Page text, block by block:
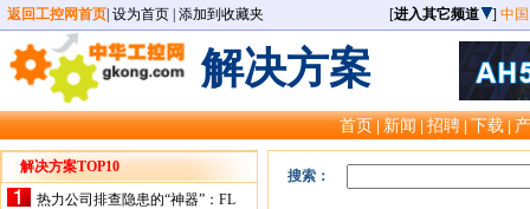
返回工控网首页 设为首页 添加到收藏夹 [进入其它频道 ] 中
解决方案
首页|新闻|招聘|下载|
解决方案TOP10
热力公司排查隐患的“神器”：FL
搜索：